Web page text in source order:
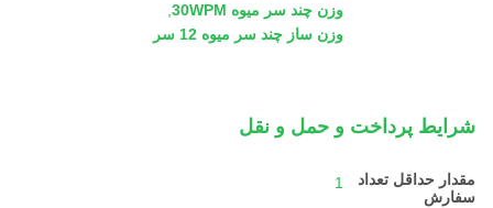
وزن چند سر میوه 30WPM
,
وزن ساز چند سر میوه 12 سر
شرایط پرداخت و حمل و نقل
مقدار حداقل تعداد
سفارش
1